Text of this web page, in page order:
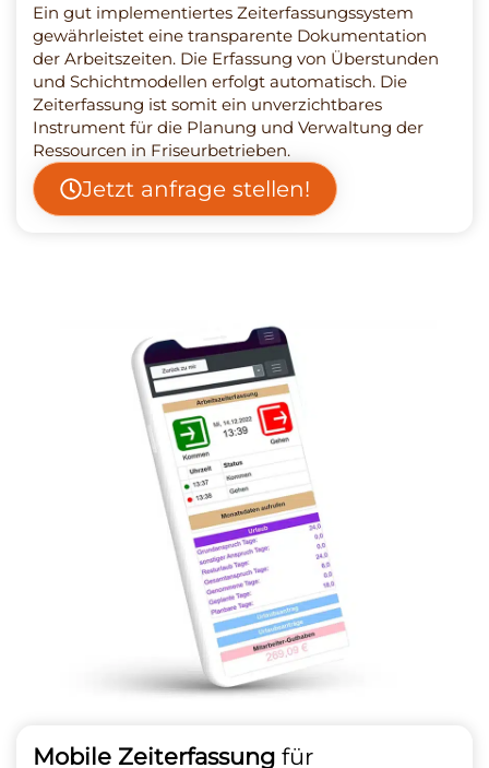
Ein gut implementiertes Zeiterfassungssystem
gewährleistet eine transparente Dokumentation
der Arbeitszeiten. Die Erfassung von Überstunden
und Schichtmodellen erfolgt automatisch. Die
Zeiterfassung ist somit ein unverzichtbares
Instrument für die Planung und Verwaltung der
Ressourcen in Friseurbetrieben.
Jetzt anfrage stellen!
Mobile Zeiterfassung für